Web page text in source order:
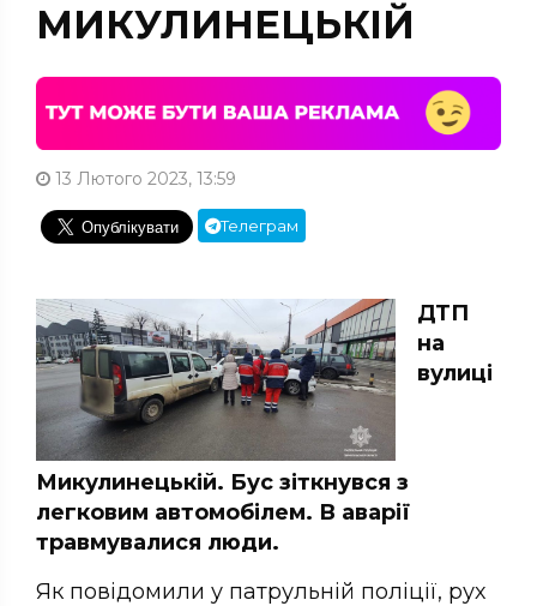
МИКУЛИНЕЦЬКІЙ
13 Лютого 2023, 13:59
Телеграм
ДТП
на
вулиці
Микулинецькій. Бус зіткнувся з
легковим автомобілем. В аварії
травмувалися люди.
Як повідомили у патрульній поліції, рух